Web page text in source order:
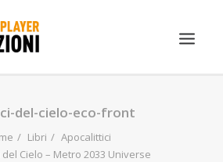
del-cielo-eco-front
Libri
Apocalittici
del Cielo – Metro 2033 Universe